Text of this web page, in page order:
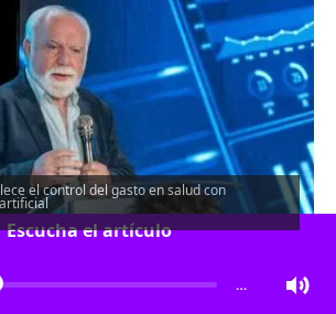
el control del gasto en salud con
Escucha el artículo
…